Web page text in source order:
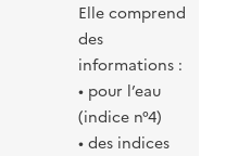
Elle comprend
des
informations :
• pour l’eau
(indice n°4)
• des indices